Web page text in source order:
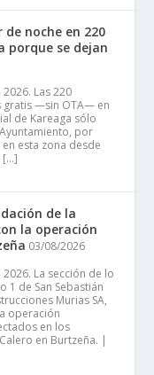
noche en 220
porque se dejan
Las 220
gratis —sin OTA— en
de Kareaga sólo
por
esta zona desde
[…]
de la
la operación
03/08/2026
La sección de lo
1 de San Sebastián
Murias SA,
operación
en los
en Burtzeña. |